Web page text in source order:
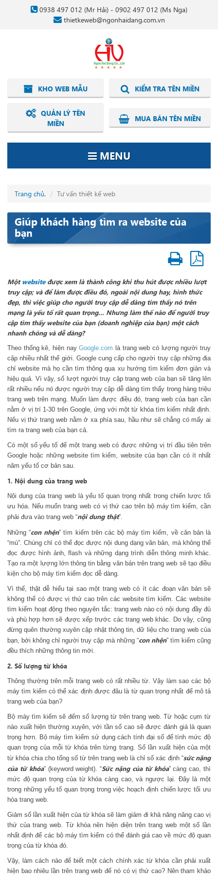
0938 497 012 (Mr Hải) - 0902 497 012 (Ms Nga)
thietkeweb@ngonhaidang.com.vn
KHO WEB MẪU KIỂM TRA TÊN MIỀN
QUẢN LÝ TÊN
MIỀN
MUA BÁN TÊN MIỀN
MENU
Trang chủ. Tư vấn thiết kế web
Giúp khách hàng tìm ra website của
bạn
Mộtwebsiteđược xem là thành công khi thu hút được nhiều lượt
truy cập; và để làm được điều đó, ngoài nội dung hay, hình thức
đẹp, thì việc giúp cho người truy cập dễ dàng tìm thấy nó trên
mạng là yếu tố rất quan trọng... Nhưng làm thế nào để người truy
cập tìm thấy website của bạn (doanh nghiệp của bạn) một cách
nhanh chóng và dễ dàng?
Theo thống kê, hiện nayGoogle.com là trang web có lượng người truy
cập nhiều nhất thế giới. Google cung cấp cho người truy cập những địa
chỉ website mà họ cần tìm thông qua xu hướng tìm kiếm đơn giản và
hiệu quả. Vì vậy, số lượt người truy cập trang web của bạn sẽ tăng lên
rất nhiều nếu nó được người truy cập dễ dàng tìm thấy trong hàng triệu
trang web trên mạng. Muốn làm được điều đó, trang web của bạn cần
nằm ở vị trí 1-30 trên Google, ứng với một từ khóa tìm kiếm nhất định.
Nếu vị thứ trang web nằm ở xa phía sau, hầu như sẽ chẳng có mấy ai
tìm ra trang web của bạn cả.
Có một số yếu tố để một trang web có được những vị trí đầu tiên trên
Google hoặc những website tìm kiếm, website của bạn cần có ít nhất
năm yếu tố cơ bản sau.
1. Nội dung của trang web
Nội dung của trang web là yếu tố quan trọng nhất trong chiến lược tối
ưu hóa. Nếu muốn trang web có vị thứ cao trên bộ máy tìm kiếm, cần
phải đưa vào trang web “nội dung thật”.
Những “con nhện” tìm kiếm trên các bộ máy tìm kiếm, về căn bản là
“mù”. Chúng chỉ có thể đọc được nội dung dạng văn bản, mà không thể
đọc được hình ảnh, flash và những dạng trình diễn thông minh khác.
Tạo ra một lượng lớn thông tin bằng văn bản trên trang web sẽ tạo điều
kiện cho bộ máy tìm kiếm đọc dễ dàng.
Vì thế, thật dễ hiểu tại sao một trang web có ít các đoạn văn bản sẽ
không thể có được vị thứ cao trên các website tìm kiếm. Các website
tìm kiếm hoạt động theo nguyên tắc: trang web nào có nội dung đầy đủ
và phù hợp hơn sẽ được xếp trước các trang web khác. Do vậy, cũng
đừng quên thường xuyên cập nhật thông tin, dữ liệu cho trang web của
bạn, bởi không chỉ người truy cập mà những “con nhện” tìm kiếm cũng
đều thích những thông tin mới.
2. Số lượng từ khóa
Thông thường trên mỗi trang web có rất nhiều từ. Vậy làm sao các bộ
máy tìm kiếm có thể xác định được đâu là từ quan trọng nhất để mô tả
trang web của bạn?
Bộ máy tìm kiếm sẽ đếm số lượng từ trên trang web. Từ hoặc cụm từ
nào xuất hiện thường xuyên, với tần số cao sẽ được đánh giá là quan
trọng hơn. Bộ máy tìm kiếm sử dụng cách tính đại số để tính mức độ
quan trọng của mỗi từ khóa trên từng trang. Số lần xuất hiện của một
từ khóa chia cho tổng số từ trên trang web là chỉ số xác định “sức nặng
của từ khóa” (keyword weight). “Sức nặng của từ khóa” càng cao, thì
mức độ quan trọng của từ khóa càng cao, và ngược lại. Đây là một
trong những yếu tố quan trọng trong việc hoạch định chiến lược tối ưu
hóa trang web.
Giảm số lần xuất hiện của từ khóa sẽ làm giảm đi khả năng nâng cao vị
thứ của trang web. Từ khóa nên hiện diện trên trang web một số lần
nhất định để các bộ máy tìm kiếm có thể đánh giá cao về mức độ quan
trọng của từ khóa đó.
Vậy, làm cách nào để biết một cách chính xác từ khóa cần phải xuất
hiện bao nhiêu lần trên trang web để nó có vị thứ cao? Nên tham khảo